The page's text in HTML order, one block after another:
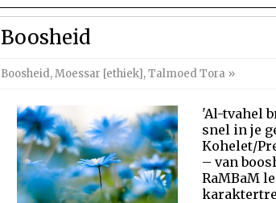
Boosheid
Boosheid,Moessar [ethiek],Talmoed Tora »
'Al-tvahel
snel in je
Kohelet/
– van
RaMBaM